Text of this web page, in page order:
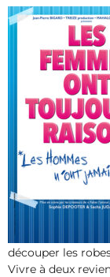
découper les
Vivre à deux